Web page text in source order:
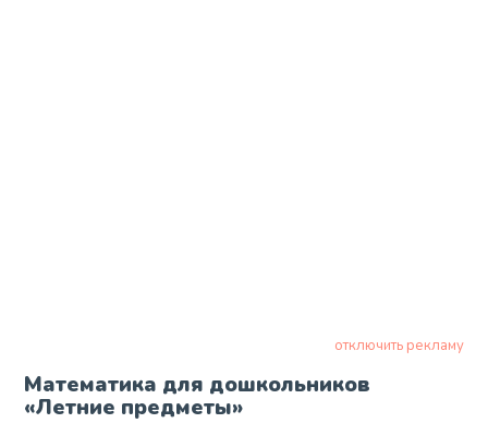
отключить рекламу
Математика для дошкольников
«Летние предметы»